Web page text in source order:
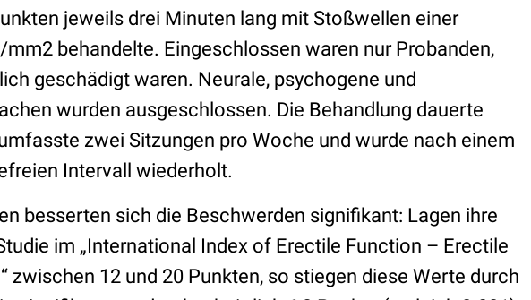
jeweils drei Minuten lang mit Stoßwellen einer
behandelte. Eingeschlossen waren nur Probanden,
geschädigt waren. Neurale, psychogene und
wurden ausgeschlossen. Die Behandlung dauerte
zwei Sitzungen pro Woche und wurde nach einem
Intervall wiederholt.
besserten sich die Beschwerden signifikant: Lagen ihre
im „International Index of Erectile Function – Erectile
zwischen 12 und 20 Punkten, so stiegen diese Werte durch